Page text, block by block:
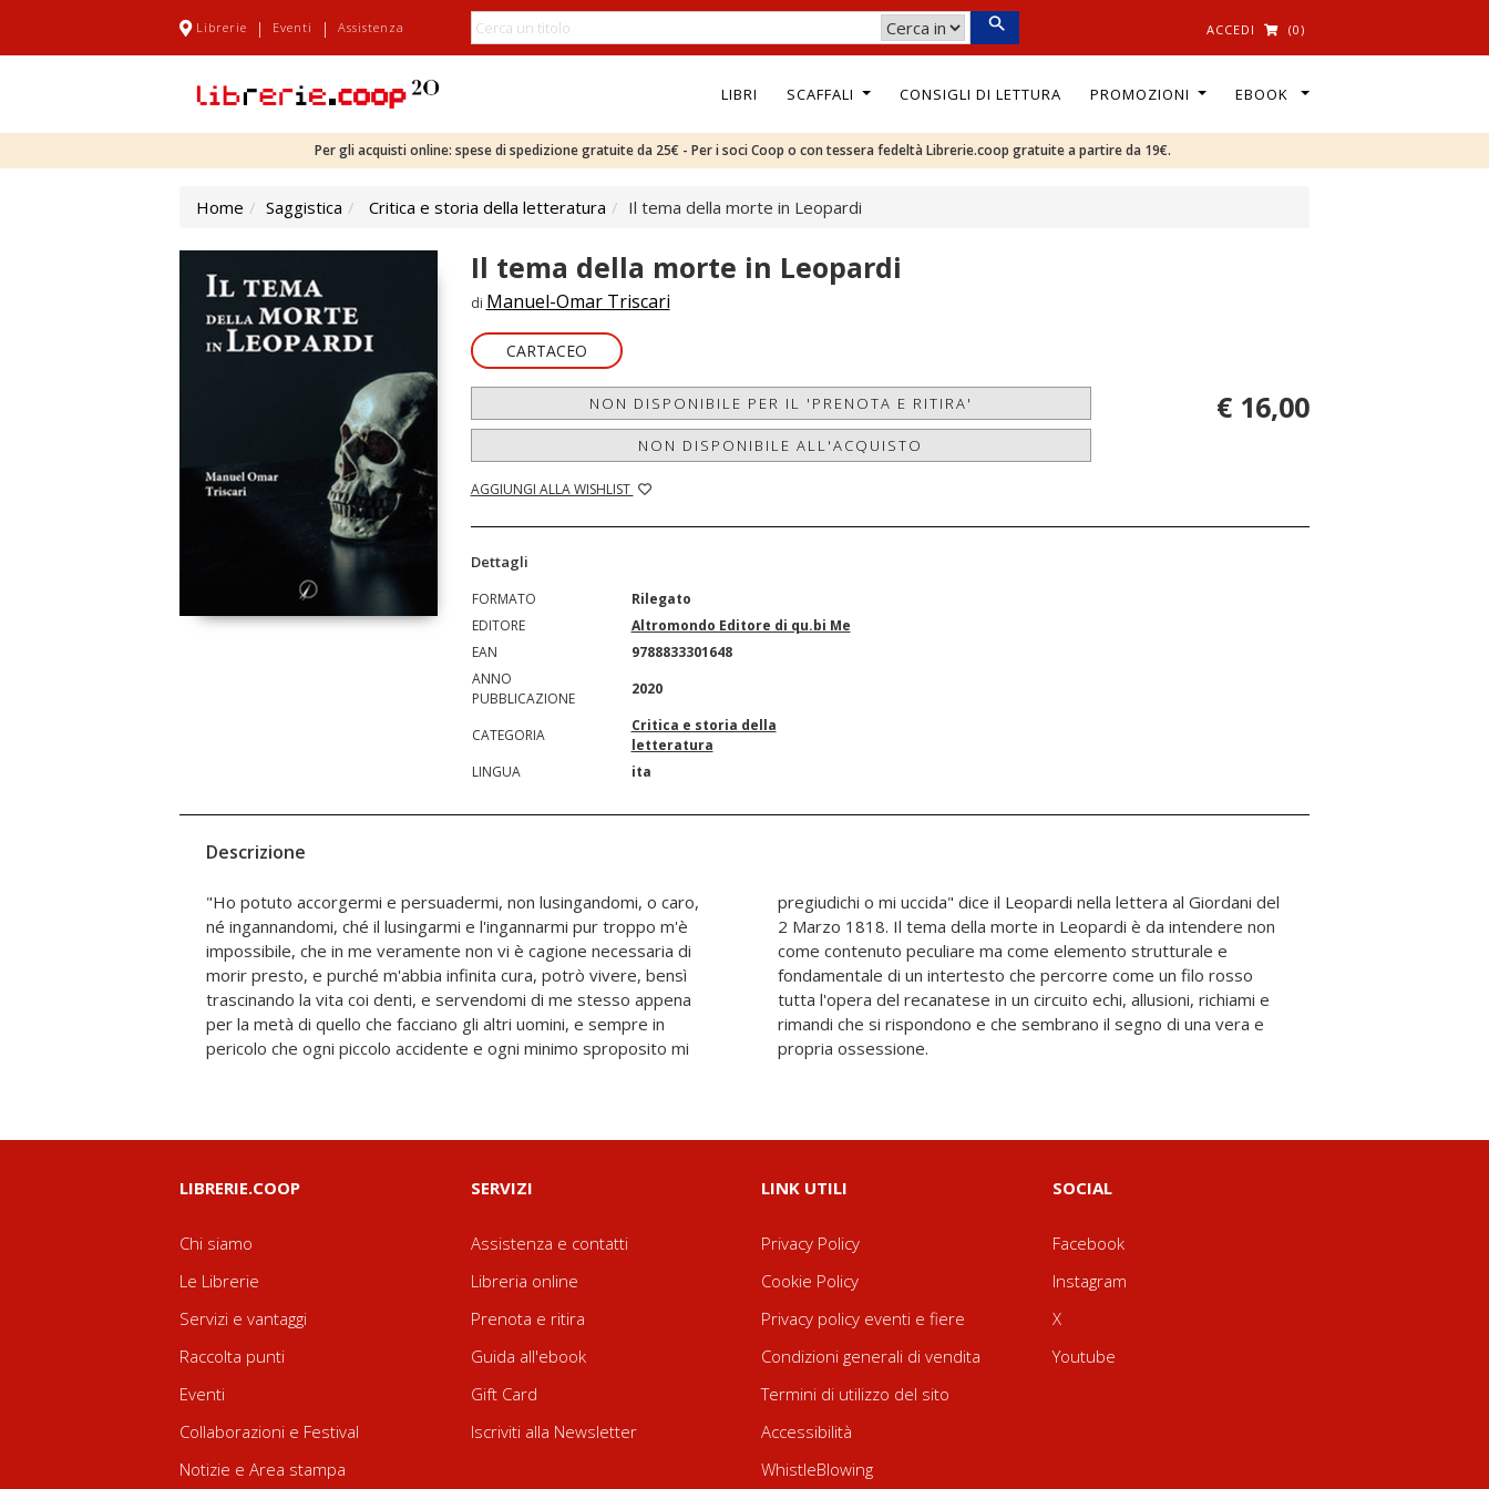
Librerie | Eventi | Assistenza ACCEDI (0)
LIBRI SCAFFALI CONSIGLI DI LETTURA PROMOZIONI EBOOK
Per gli acquisti online: spese di spedizione gratuite da 25€ - Per i soci Coop o con tessera fedeltà Librerie.coop gratuite a partire da 19€.
Home Saggistica Critica e storia della letteratura Il tema della morte in Leopardi
Il tema della morte in Leopardi
di Manuel-Omar Triscari
CARTACEO
NON DISPONIBILE PER IL 'PRENOTA E RITIRA'
NON DISPONIBILE ALL'ACQUISTO
AGGIUNGI ALLA WISHLIST
€ 16,00
Dettagli
FORMATO
Rilegato
EDITORE
Altromondo Editore di qu.bi Me
EAN
9788833301648
ANNO
PUBBLICAZIONE
2020
CATEGORIA
Critica e storia della
letteratura
LINGUA
ita
Descrizione
"Ho potuto accorgermi e persuadermi, non lusingandomi, o caro,
né ingannandomi, ché il lusingarmi e l'ingannarmi pur troppo m'è
impossibile, che in me veramente non vi è cagione necessaria di
morir presto, e purché m'abbia infinita cura, potrò vivere, bensì
trascinando la vita coi denti, e servendomi di me stesso appena
per la metà di quello che facciano gli altri uomini, e sempre in
pericolo che ogni piccolo accidente e ogni minimo sproposito mi
pregiudichi o mi uccida" dice il Leopardi nella lettera al Giordani del
2 Marzo 1818. Il tema della morte in Leopardi è da intendere non
come contenuto peculiare ma come elemento strutturale e
fondamentale di un intertesto che percorre come un filo rosso
tutta l'opera del recanatese in un circuito echi, allusioni, richiami e
rimandi che si rispondono e che sembrano il segno di una vera e
propria ossessione.
LIBRERIE.COOP
Chi siamo
Le Librerie
Servizi e vantaggi
Raccolta punti
Eventi
Collaborazioni e Festival
Notizie e Area stampa
SERVIZI
Assistenza e contatti
Libreria online
Prenota e ritira
Guida all'ebook
Gift Card
Iscriviti alla Newsletter
LINK UTILI
Privacy Policy
Cookie Policy
Privacy policy eventi e fiere
Condizioni generali di vendita
Termini di utilizzo del sito
Accessibilità
WhistleBlowing
SOCIAL
Facebook
Instagram
X
Youtube